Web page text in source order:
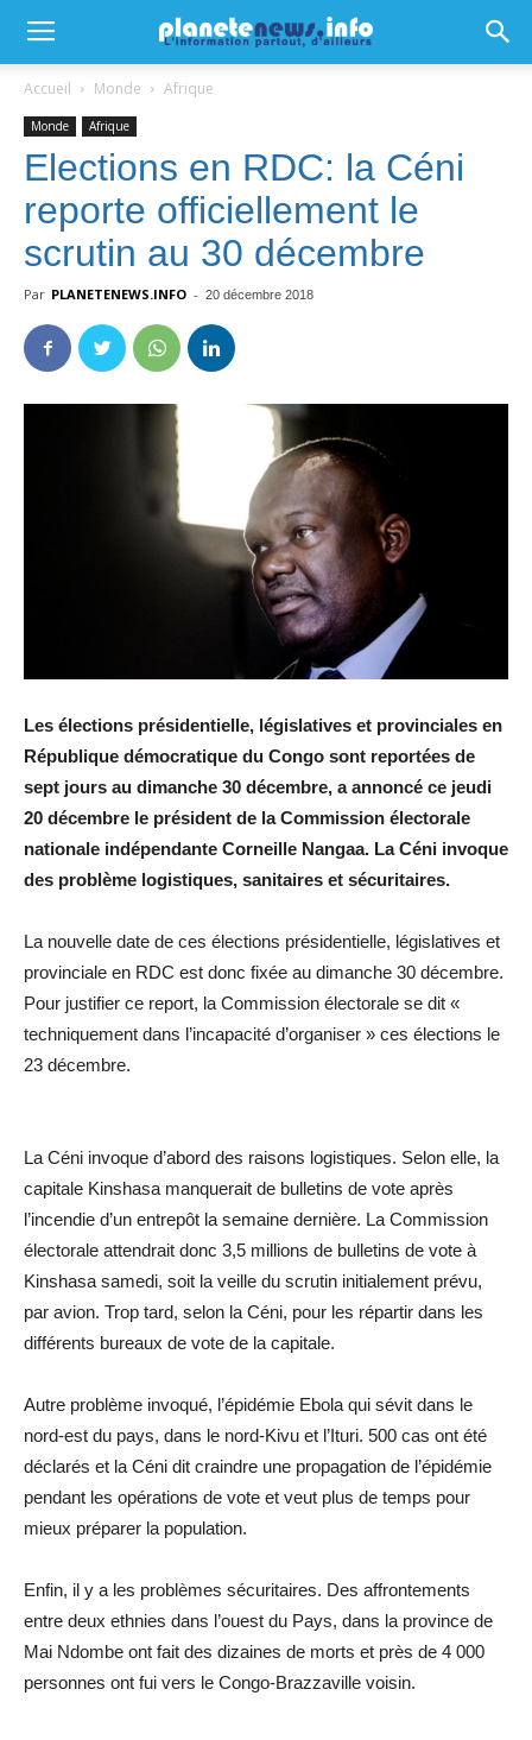
Accueil Monde Afrique
Monde Afrique
Elections en RDC: la Céni
reporte officiellement le
scrutin au 30 décembre
Par PLANETENEWS.INFO - 20 décembre 2018
Les élections présidentielle, législatives et provinciales en
République démocratique du Congo sont reportées de
sept jours au dimanche 30 décembre, a annoncé ce jeudi
20 décembre le président de la Commission électorale
nationale indépendante Corneille Nangaa. La Céni invoque
des problème logistiques, sanitaires et sécuritaires.
La nouvelle date de ces élections présidentielle, législatives et
provinciale en RDC est donc fixée au dimanche 30 décembre.
Pour justifier ce report, la Commission électorale se dit «
techniquement dans l’incapacité d’organiser » ces élections le
23 décembre.
La Céni invoque d’abord des raisons logistiques. Selon elle, la
capitale Kinshasa manquerait de bulletins de vote après
l’incendie d’un entrepôt la semaine dernière. La Commission
électorale attendrait donc 3,5 millions de bulletins de vote à
Kinshasa samedi, soit la veille du scrutin initialement prévu,
par avion. Trop tard, selon la Céni, pour les répartir dans les
différents bureaux de vote de la capitale.
Autre problème invoqué, l’épidémie Ebola qui sévit dans le
nord-est du pays, dans le nord-Kivu et l’Ituri. 500 cas ont été
déclarés et la Céni dit craindre une propagation de l’épidémie
pendant les opérations de vote et veut plus de temps pour
mieux préparer la population.
Enfin, il y a les problèmes sécuritaires. Des affrontements
entre deux ethnies dans l’ouest du Pays, dans la province de
Mai Ndombe ont fait des dizaines de morts et près de 4 000
personnes ont fui vers le Congo-Brazzaville voisin.